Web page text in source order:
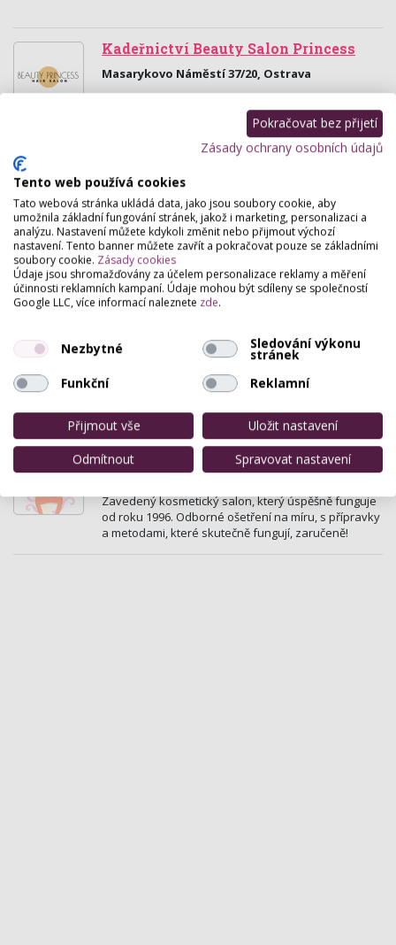
Kadeřnictví Beauty Salon Princess
Masarykovo Náměstí 37/20, Ostrava
Kadeřnický salon v centru Ostravy. Nabízíme
kadeřnické, kosmetické, manikérské a pedikérské
služby, prodlužování vlasů a řas, brazilský keratin,…
JOVENA - kosmetická klinika, salon
krásy
28. Října 190/38, Ostrava
Veškeré kosmetologické služby, bezbolestná
liposukce Zerona, lymfodrenáže, depilace cukrovou
pastou i trvalá depilace E-light, mezoterapie
kyselinou…
Elektrárenská 66 , Frýdlant Nad Ostravicí
Frýdlant nad Ostravicí - Kosmetické studio Harmony
nabízí kvalitní kosmetické služby s použitím
špičkových přístrojů a značkové kosmetiky
Dermokosmetický salon
Masarykova 53 , Fulnek
Zavedený kosmetický salon, který úspěšně funguje
od roku 1996. Odborné ošetření na míru, s přípravky
a metodami, které skutečně fungují, zaručeně!
Pokračovat bez přijetí
Zásady ochrany osobních údajů
Tento web používá cookies
Tato webová stránka ukládá data, jako jsou soubory cookie, aby
umožnila základní fungování stránek, jakož i marketing, personalizaci a
analýzu. Nastavení můžete kdykoli změnit nebo přijmout výchozí
nastavení. Tento banner můžete zavřít a pokračovat pouze se základními
soubory cookie. Zásady cookies
Údaje jsou shromažďovány za účelem personalizace reklamy a měření
účinnosti reklamních kampaní. Údaje mohou být sdíleny se společností
Google LLC, více informací naleznete zde.
Nezbytné Sledování výkonu
stránek
Funkční
Reklamní
Přijmout vše
Uložit nastavení
Odmítnout
Spravovat nastavení